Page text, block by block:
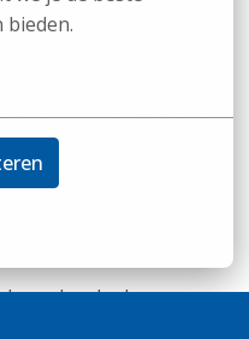
wij belangrijk. Wij
in jou als het gaat om
op onze producten;
(zorg)verzekering;
dag vers fruit voor je
want successen
en leuke